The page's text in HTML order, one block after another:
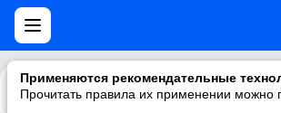
Применяются рекомендательные
Прочитать правила их применении можно
Каталог Рекомендации